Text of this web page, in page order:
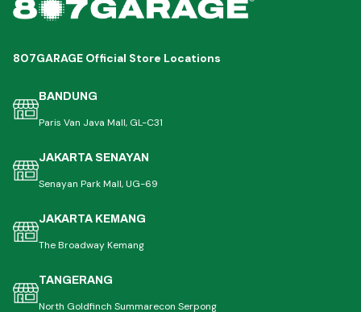
807GARAGE Official Store Locations
BANDUNG
Paris Van Java Mall, GL-C31
JAKARTA SENAYAN
Senayan Park Mall, UG-69
JAKARTA KEMANG
The Broadway Kemang
TANGERANG
North Goldfinch Summarecon Serpong